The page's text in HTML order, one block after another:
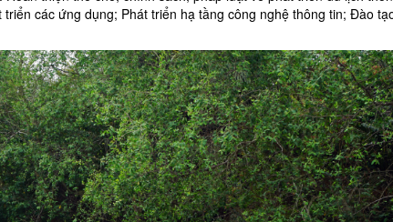
các ứng dụng; Phát triển hạ tầng công nghệ thông tin; Đào